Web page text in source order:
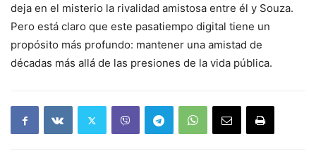
deja en el misterio la rivalidad amistosa entre él y Souza.
Pero está claro que este pasatiempo digital tiene un
propósito más profundo: mantener una amistad de
décadas más allá de las presiones de la vida pública.